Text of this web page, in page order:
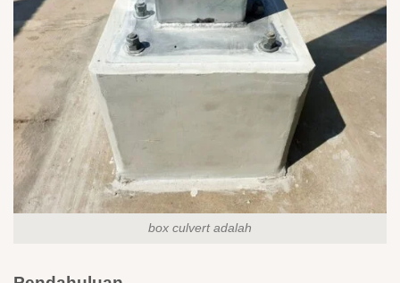
box culvert adalah